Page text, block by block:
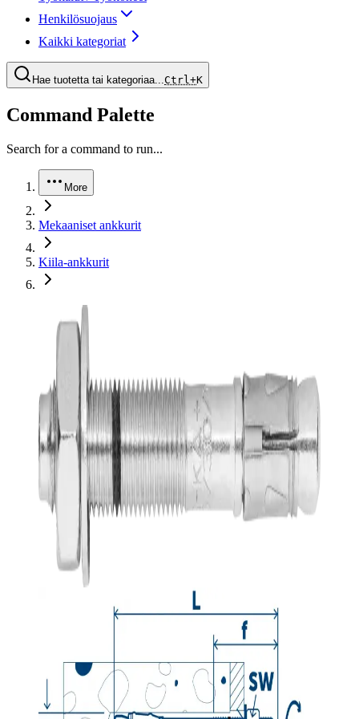
Henkilösuojaus
Kaikki kategoriat
Hae tuotetta tai kategoriaa...Ctrl+K
Command Palette
Search for a command to run...
More
Mekaaniset ankkurit
Kiila-ankkurit